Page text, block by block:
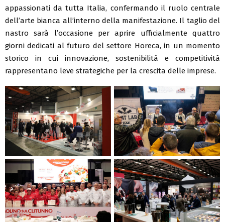
appassionati da tutta Italia, confermando il ruolo centrale
dell’arte bianca all’interno della manifestazione. Il taglio del
nastro sarà l’occasione per aprire ufficialmente quattro
giorni dedicati al futuro del settore Horeca, in un momento
storico in cui innovazione, sostenibilità e competitività
rappresentano leve strategiche per la crescita delle imprese.